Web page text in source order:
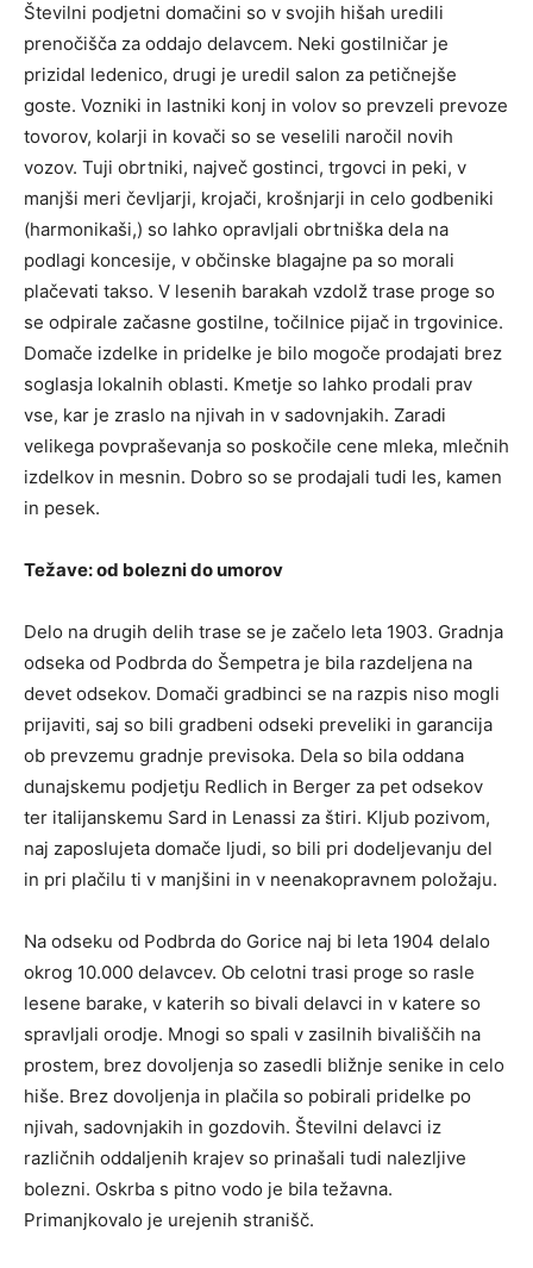
Številni podjetni domačini so v svojih hišah uredili
prenočišča za oddajo delavcem. Neki gostilničar je
prizidal ledenico, drugi je uredil salon za petičnejše
goste. Vozniki in lastniki konj in volov so prevzeli prevoze
tovorov, kolarji in kovači so se veselili naročil novih
vozov. Tuji obrtniki, največ gostinci, trgovci in peki, v
manjši meri čevljarji, krojači, krošnjarji in celo godbeniki
(harmonikaši,) so lahko opravljali obrtniška dela na
podlagi koncesije, v občinske blagajne pa so morali
plačevati takso. V lesenih barakah vzdolž trase proge so
se odpirale začasne gostilne, točilnice pijač in trgovinice.
Domače izdelke in pridelke je bilo mogoče prodajati brez
soglasja lokalnih oblasti. Kmetje so lahko prodali prav
vse, kar je zraslo na njivah in v sadovnjakih. Zaradi
velikega povpraševanja so poskočile cene mleka, mlečnih
izdelkov in mesnin. Dobro so se prodajali tudi les, kamen
in pesek.
Težave: od bolezni do umorov
Delo na drugih delih trase se je začelo leta 1903. Gradnja
odseka od Podbrda do Šempetra je bila razdeljena na
devet odsekov. Domači gradbinci se na razpis niso mogli
prijaviti, saj so bili gradbeni odseki preveliki in garancija
ob prevzemu gradnje previsoka. Dela so bila oddana
dunajskemu podjetju Redlich in Berger za pet odsekov
ter italijanskemu Sard in Lenassi za štiri. Kljub pozivom,
naj zaposlujeta domače ljudi, so bili pri dodeljevanju del
in pri plačilu ti v manjšini in v neenakopravnem položaju.
Na odseku od Podbrda do Gorice naj bi leta 1904 delalo
okrog 10.000 delavcev. Ob celotni trasi proge so rasle
lesene barake, v katerih so bivali delavci in v katere so
spravljali orodje. Mnogi so spali v zasilnih bivališčih na
prostem, brez dovoljenja so zasedli bližnje senike in celo
hiše. Brez dovoljenja in plačila so pobirali pridelke po
njivah, sadovnjakih in gozdovih. Številni delavci iz
različnih oddaljenih krajev so prinašali tudi nalezljive
bolezni. Oskrba s pitno vodo je bila težavna.
Primanjkovalo je urejenih stranišč.